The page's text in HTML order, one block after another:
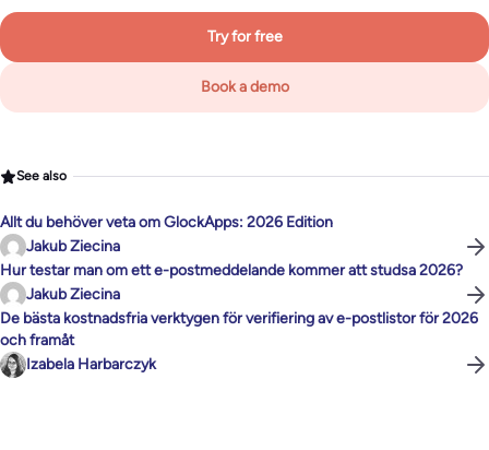
Try for free
Book a demo
See also
Allt du behöver veta om GlockApps: 2026 Edition
Jakub Ziecina
Hur testar man om ett e-postmeddelande kommer att studsa 2026?
Jakub Ziecina
De bästa kostnadsfria verktygen för verifiering av e-postlistor för 2026
och framåt
Izabela Harbarczyk